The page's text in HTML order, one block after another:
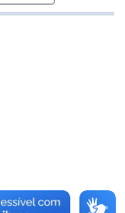
para área de